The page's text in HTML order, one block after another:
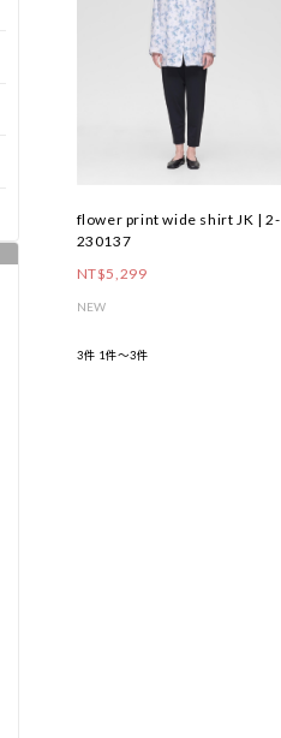
flower print wide shirt JK | 2-
230137
NT$5,299
NEW
3件 1件～3件